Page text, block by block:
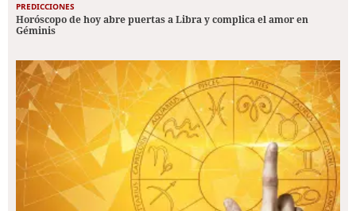
PREDICCIONES
Horóscopo de hoy abre puertas a Libra y complica el amor en
Géminis